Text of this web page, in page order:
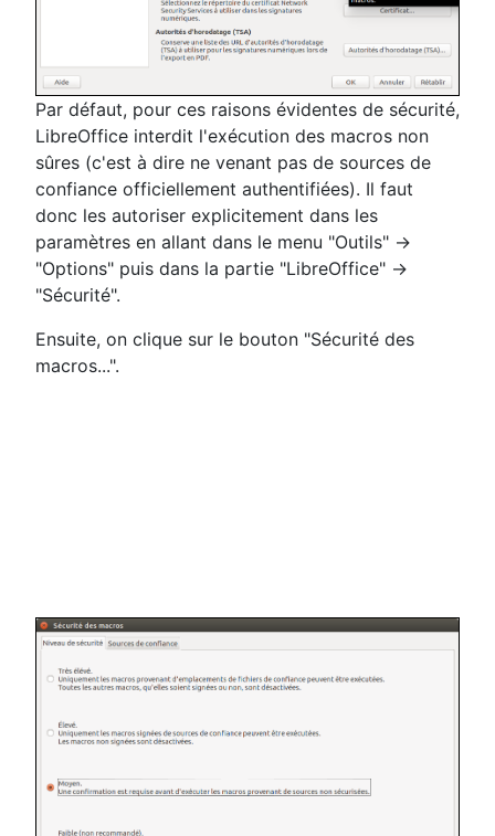
Par défaut, pour ces raisons évidentes de sécurité,
LibreOffice interdit l'exécution des macros non
sûres (c'est à dire ne venant pas de sources de
confiance officiellement authentifiées). Il faut
donc les autoriser explicitement dans les
paramètres en allant dans le menu "Outils" ->
"Options" puis dans la partie "LibreOffice" ->
"Sécurité".
Ensuite, on clique sur le bouton "Sécurité des
macros...".